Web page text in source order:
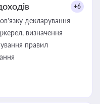
+6
декларування
визначення
правил